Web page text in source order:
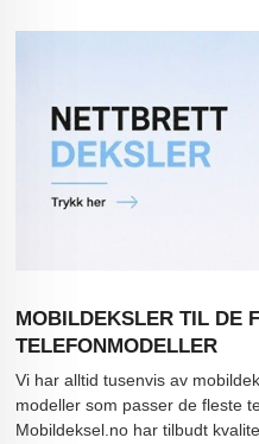
MOBILDEKSLER TIL DE
TELEFONMODELLER
Vi har alltid tusenvis av
modeller som passer de fleste
Mobildeksel.no har tilbudt